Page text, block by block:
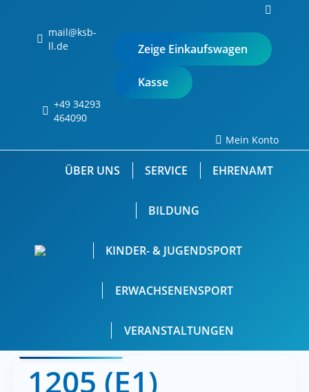
mail@ksb-
ll.de
+49 34293
464090
Search:
Zeige Einkaufswagen
Kasse
Mein Konto
ÜBER UNS SERVICE EHRENAMT
BILDUNG
KINDER- & JUGENDSPORT
ERWACHSENENSPORT
VERANSTALTUNGEN
1205 (E1)